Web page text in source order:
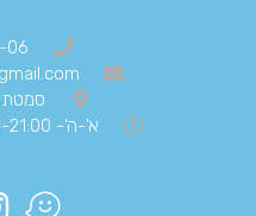
06
סמטת
א'-ה'- 09:00-21:00 ו'- 09:00-14:00